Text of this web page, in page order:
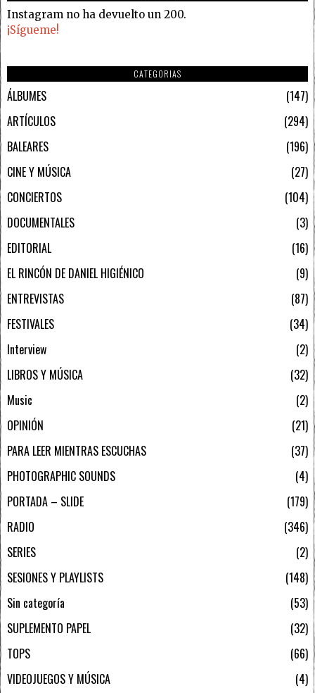
Instagram no ha devuelto un 200.
¡Sígueme!
CATEGORIAS
ÁLBUMES
147
ARTÍCULOS
294
BALEARES
196
CINE Y MÚSICA
27
CONCIERTOS
104
DOCUMENTALES
3
EDITORIAL
16
EL RINCÓN DE DANIEL HIGIÉNICO
9
ENTREVISTAS
87
FESTIVALES
34
Interview
2
LIBROS Y MÚSICA
32
Music
2
OPINIÓN
21
PARA LEER MIENTRAS ESCUCHAS
37
PHOTOGRAPHIC SOUNDS
4
PORTADA – SLIDE
179
RADIO
346
SERIES
2
SESIONES Y PLAYLISTS
148
Sin categoría
53
SUPLEMENTO PAPEL
32
TOPS
66
VIDEOJUEGOS Y MÚSICA
4